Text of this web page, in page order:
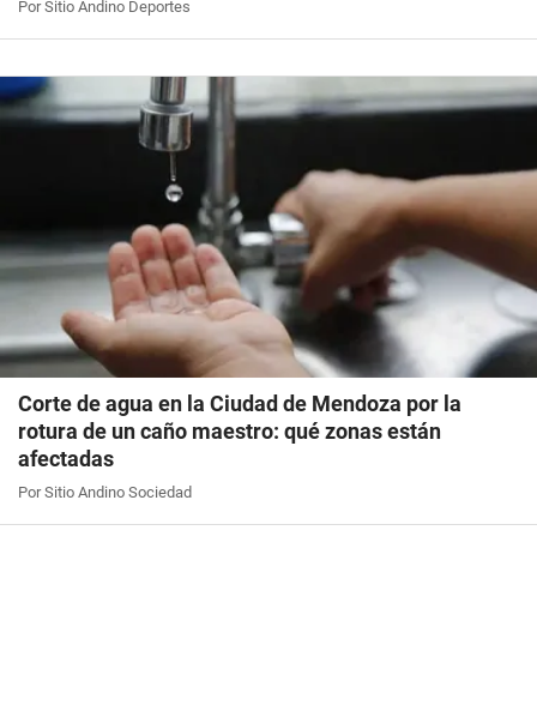
Por Sitio Andino Deportes
Corte de agua en la Ciudad de Mendoza por la
rotura de un caño maestro: qué zonas están
afectadas
Por Sitio Andino Sociedad